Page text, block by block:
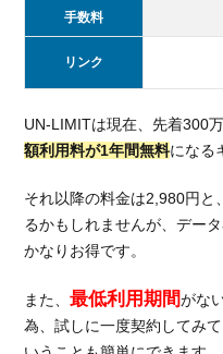
手数料
リンク
UN-LIMITは現在、先着300
額利用料が1年間無料になる
それ以降の料金は2,980円と
るかもしれませんが、デー
かなりお得です。
また、最低利用期間がな
為、試しに一度契約してみ